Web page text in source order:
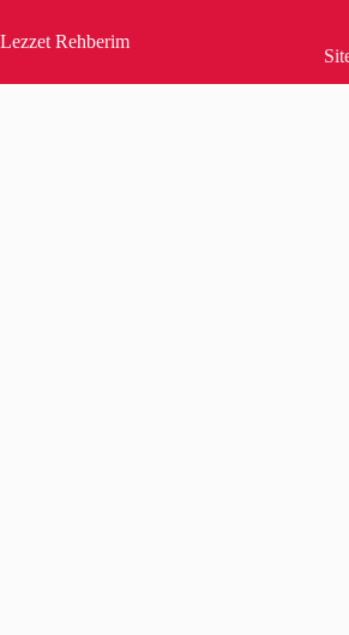
to
content
Lezzet Rehberim